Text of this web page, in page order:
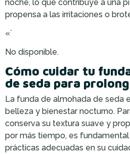
noche, lo que contribuye a una
propensa a las irritaciones o
«`
No disponible.
Cómo cuidar tu
de seda para
La funda de almohada de seda
belleza y bienestar nocturno.
conserva su textura suave y
por más tiempo, es
prácticas adecuadas en su